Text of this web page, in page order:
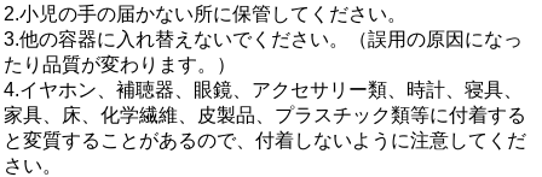
2.小児の手の届かない所に保管してください。
3.他の容器に入れ替えないでください。（誤用の原因になっ
たり品質が変わります。）
4.イヤホン、補聴器、眼鏡、アクセサリー類、時計、寝具、
家具、床、化学繊維、皮製品、プラスチック類等に付着する
と変質することがあるので、付着しないように注意してくだ
さい。